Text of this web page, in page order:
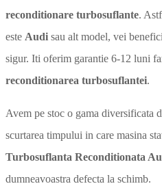
reconditionare turbosuflante.
este Audi sau alt model, vei
sigur. Iti oferim garantie 6-12 luni
reconditionarea turbosuflantei.
Avem pe stoc o gama diversificata
scurtarea timpului in care masina
Turbosuflanta Reconditionata
dumneavoastra defecta la schimb.